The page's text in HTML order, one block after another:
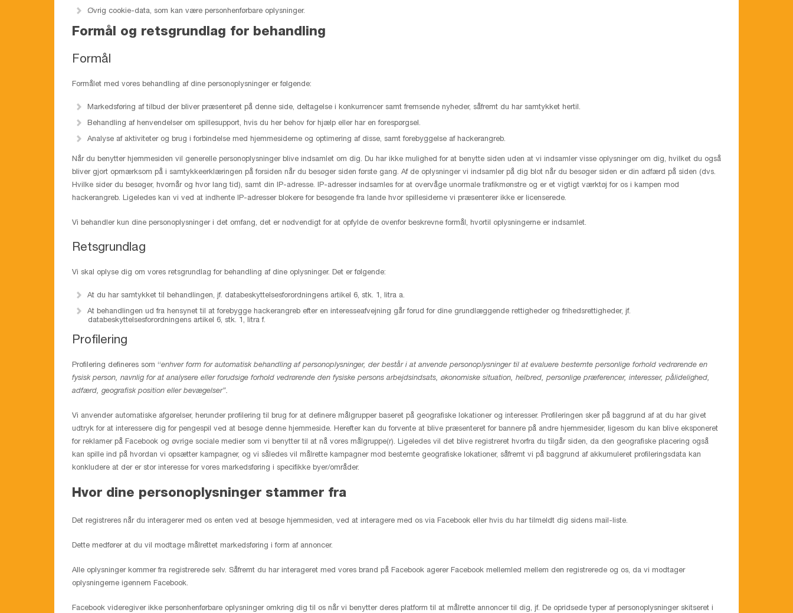
Øvrig cookie-data, som kan være personhenførbare oplysninger.
Formål og retsgrundlag for behandling
Formål
Formålet med vores behandling af dine personoplysninger er følgende:
Markedsføring af tilbud der bliver præsenteret på denne side, deltagelse i konkurrencer samt fremsende nyheder, såfremt du har samtykket hertil.
Behandling af henvendelser om spillesupport, hvis du her behov for hjælp eller har en forespørgsel.
Analyse af aktiviteter og brug i forbindelse med hjemmesiderne og optimering af disse, samt forebyggelse af hackerangreb.
Når du benytter hjemmesiden vil generelle personoplysninger blive indsamlet om dig. Du har ikke mulighed for at benytte siden uden at vi indsamler visse oplysninger om dig, hvilket du også
bliver gjort opmærksom på i samtykkeerklæringen på forsiden når du besøger siden første gang. Af de oplysninger vi indsamler på dig blot når du besøger siden er din adfærd på siden (dvs.
Hvilke sider du besøger, hvornår og hvor lang tid), samt din IP-adresse. IP-adresser indsamles for at overvåge unormale trafikmønstre og er et vigtigt værktøj for os i kampen mod
hackerangreb. Ligeledes kan vi ved at indhente IP-adresser blokere for besøgende fra lande hvor spillesiderne vi præsenterer ikke er licenserede.
Vi behandler kun dine personoplysninger i det omfang, det er nødvendigt for at opfylde de ovenfor beskrevne formål, hvortil oplysningerne er indsamlet.
Retsgrundlag
Vi skal oplyse dig om vores retsgrundlag for behandling af dine oplysninger. Det er følgende:
At du har samtykket til behandlingen, jf. databeskyttelsesforordningens artikel 6, stk. 1, litra a.
At behandlingen ud fra hensynet til at forebygge hackerangreb efter en interesseafvejning går forud for dine grundlæggende rettigheder og frihedsrettigheder, jf.
databeskyttelsesforordningens artikel 6, stk. 1, litra f.
Profilering
Profilering defineres som “enhver form for automatisk behandling af personoplysninger, der består i at anvende personoplysninger til at evaluere bestemte personlige forhold vedrørende en
fysisk person, navnlig for at analysere eller forudsige forhold vedrørende den fysiske persons arbejdsindsats, økonomiske situation, helbred, personlige præferencer, interesser, pålidelighed,
adfærd, geografisk position eller bevægelser”.
Vi anvender automatiske afgørelser, herunder profilering til brug for at definere målgrupper baseret på geografiske lokationer og interesser. Profileringen sker på baggrund af at du har givet
udtryk for at interessere dig for pengespil ved at besøge denne hjemmeside. Herefter kan du forvente at blive præsenteret for bannere på andre hjemmesider, ligesom du kan blive eksponeret
for reklamer på Facebook og øvrige sociale medier som vi benytter til at nå vores målgruppe(r). Ligeledes vil det blive registreret hvorfra du tilgår siden, da den geografiske placering også
kan spille ind på hvordan vi opsætter kampagner, og vi således vil målrette kampagner mod bestemte geografiske lokationer, såfremt vi på baggrund af akkumuleret profileringsdata kan
konkludere at der er stor interesse for vores markedsføring i specifikke byer/områder.
Hvor dine personoplysninger stammer fra
Det registreres når du interagerer med os enten ved at besøge hjemmesiden, ved at interagere med os via Facebook eller hvis du har tilmeldt dig sidens mail-liste.
Dette medfører at du vil modtage målrettet markedsføring i form af annoncer.
Alle oplysninger kommer fra registrerede selv. Såfremt du har interageret med vores brand på Facebook agerer Facebook mellemled mellem den registrerede og os, da vi modtager
oplysningerne igennem Facebook.
Facebook videregiver ikke personhenførbare oplysninger omkring dig til os når vi benytter deres platform til at målrette annoncer til dig, jf. De opridsede typer af personoplysninger skitseret i